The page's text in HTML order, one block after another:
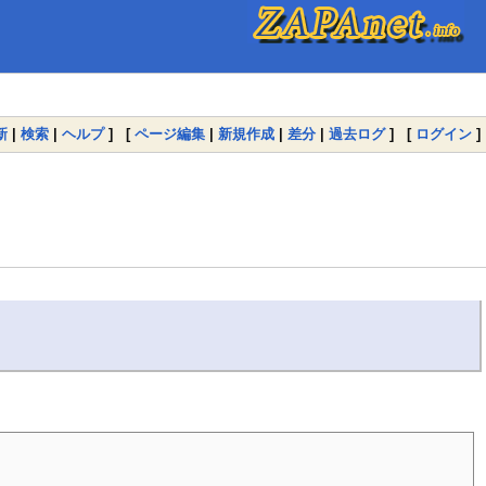
| 検索 | ヘルプ] [ ページ編集 | 新規作成 | 差分 | 過去ログ] [ ログイン ]